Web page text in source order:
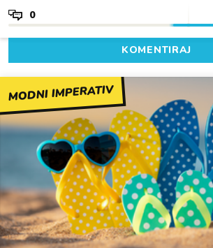
0
KOMENTIRAJ
MODNI IMPERATIV